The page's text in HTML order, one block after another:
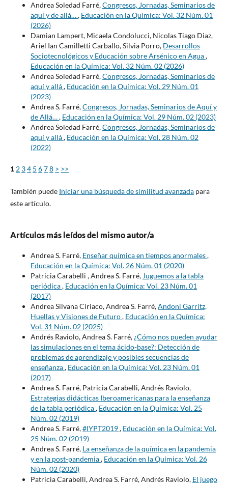
Andrea Soledad Farré,Congresos, Jornadas, Seminarios de
aquí y de allá…, Educación en la Química: Vol. 32 Núm. 01
(2026)
Damian Lampert, Micaela Condolucci, Nicolas Tiago Diaz,
Ariel Ian Camilletti Carballo, Silvia Porro, Desarrollos
Sociotecnológicos y Educación sobre Arsénico en Agua,
Educación en la Química: Vol. 32 Núm. 02 (2026)
Andrea Soledad Farré,Congresos, Jornadas, Seminarios de
aquí y allá, Educación en la Química: Vol. 29 Núm. 01
(2023)
Andrea S. Farré,Congresos, Jornadas, Seminarios de Aquí y
de Allá…, Educación en la Química: Vol. 29 Núm. 02 (2023)
Andrea Soledad Farré,Congresos, Jornadas, Seminarios de
aquí y allá, Educación en la Química: Vol. 28 Núm. 02
(2022)
1 2 34 5 678 > >>
También puede Iniciar una búsqueda de similitud avanzadapara
este artículo.
Artículos más leídos del mismo autor/a
Andrea S. Farré, Enseñar química en tiempos anormales,
Educación en la Química: Vol. 26 Núm. 01 (2020)
Patricia Carabelli , Andrea S. Farré, Juguemos a la tabla
periódica, Educación en la Química: Vol. 23 Núm. 01
(2017)
Andrea Silvana Ciriaco, Andrea S. Farré,Andoni Garritz,
Huellas y Visiones de Futuro, Educación en la Química:
Vol. 31 Núm. 02 (2025)
Andrés Raviolo, Andrea S. Farré,¿Cómo nos pueden ayudar
las simulaciones en el tema ácido-base?: Detección de
problemas de aprendizaje y posibles secuencias de
enseñanza, Educación en la Química: Vol. 23 Núm. 01
(2017)
Andrea S. Farré, Patricia Carabelli, Andrés Raviolo,
Estrategias didácticas Iberoamericanas para la enseñanza
de la tabla periódica, Educación en la Química: Vol. 25
Núm. 02 (2019)
Andrea S. Farré,#IYPT2019, Educación en la Química: Vol.
25 Núm. 02 (2019)
Andrea S. Farré, La enseñanza de la química en la pandemia
y en la post-pandemia, Educación en la Química: Vol. 26
Núm. 02 (2020)
Patricia Carabelli, Andrea S. Farré, Andrés Raviolo, El juego